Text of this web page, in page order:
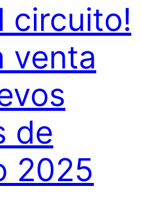
circuito!
venta
de
2025